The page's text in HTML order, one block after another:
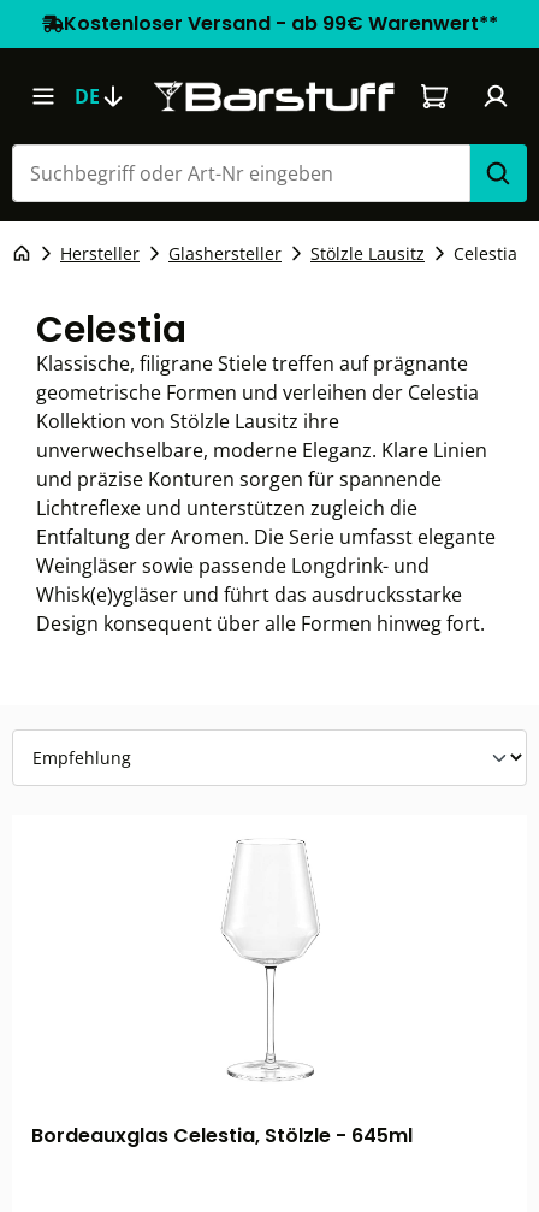
Kostenloser Versand - ab 99€ Warenwert**
DE Warenkorb
Hersteller Glashersteller Stölzle Lausitz Celestia
Celestia
Klassische, filigrane Stiele treffen auf prägnante
geometrische Formen und verleihen der Celestia
Kollektion von Stölzle Lausitz ihre
unverwechselbare, moderne Eleganz. Klare Linien
und präzise Konturen sorgen für spannende
Lichtreflexe und unterstützen zugleich die
Entfaltung der Aromen. Die Serie umfasst elegante
Weingläser sowie passende Longdrink- und
Whisk(e)ygläser und führt das ausdrucksstarke
Design konsequent über alle Formen hinweg fort.
Bordeauxglas Celestia, Stölzle - 645ml